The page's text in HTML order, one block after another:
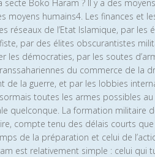
Boko Haram ? Il y a des moyens
moyens humains4. Les finances et
réseaux de l’Etat Islamique, par les
par des élites obscurantistes
les démocraties, par les soutes
du commerce de la
de la guerre, et par les lobbies
toutes les armes possibles
quelconque. La formation militaire
compte tenu des délais courts
de la préparation et celui de
est relativement simple : celui qui